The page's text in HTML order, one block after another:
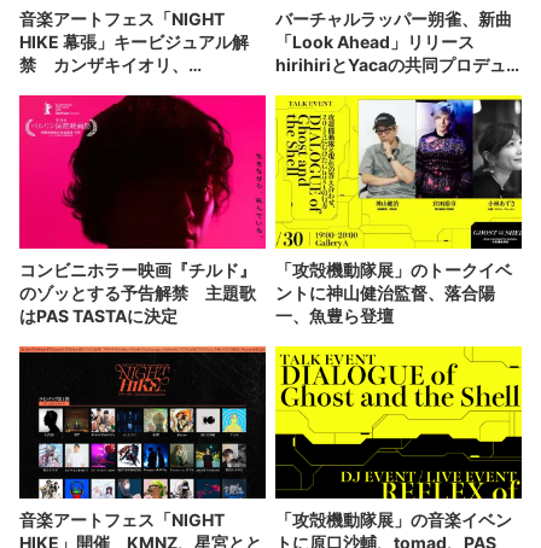
音楽アートフェス「NIGHT
HIKE 幕張」キービジュアル解
禁 カンザキイオリ、
バーチャルラッパー朔雀、新曲
「Look Ahead」リリース
hirihiriとYacaの共同プロデュ
コンビニホラー映画『チルド』
のゾッとする予告解禁 主題歌
はPAS TASTAに決定
「攻殻機動隊展」のトークイベ
ントに神山健治監督、落合陽
一、魚豊ら登壇
音楽アートフェス「NIGHT
HIKE」開催 KMNZ、星宮とと
「攻殻機動隊展」の音楽イベン
トに原口沙輔、tomad、PAS